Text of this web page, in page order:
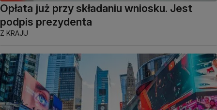
Opłata już przy składaniu wniosku. Jest
podpis prezydenta
Z KRAJU